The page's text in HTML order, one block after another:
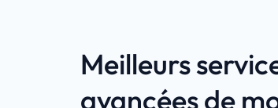
Meilleurs
avancées de